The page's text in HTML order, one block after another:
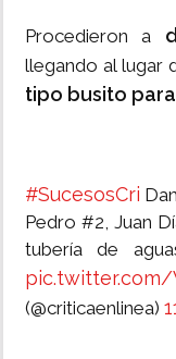
Procedieron a
llegando al lugar
tipo busito
#SucesosCri
Pedro #2, Juan
tubería de
pic.twitter.com/
(@criticaenlinea)